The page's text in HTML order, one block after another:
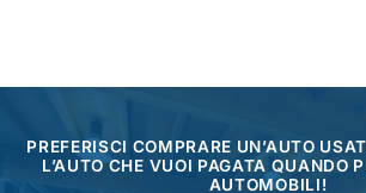
PREFERISCI COMPRARE UN’AUTO
L’AUTO CHE VUOI PAGATA QUANDO
AUTOMOBILI!